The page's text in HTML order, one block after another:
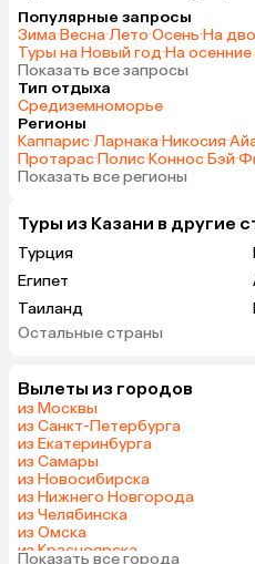
Популярные запросы
Зима·Весна·Лето·Осень·На
Туры на Новый год·На осенние
Показать все запросы
Тип отдыха
Средиземноморье
Регионы
Каппарис·Ларнака·Никосия·
Протарас·Полис·Коннос Бэй·
Показать все регионы
Туры из Казани в другие
Турция
Египет
Таиланд
ОАЭ
Шри-Ланка
Азербайджан
Индия
Катар
Гонконг
Венгрия
Остальные страны
Вылеты из городов
из Москвы
из Санкт-Петербурга
из Екатеринбурга
из Самары
из Новосибирска
из Нижнего Новгорода
из Челябинска
из Омска
из Красноярска
Показать все города